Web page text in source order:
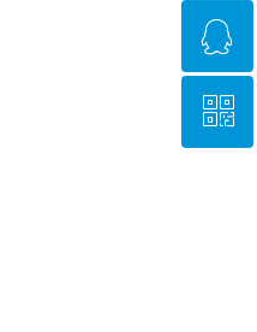
ꁗ
QQ客服
ꀥ